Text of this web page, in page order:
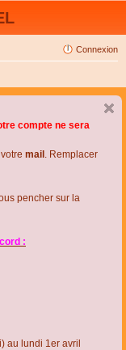
Connexion
compte ne sera
mail . Remplacer
pencher sur la
:
au lundi 1er avril